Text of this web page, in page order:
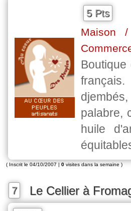
5 Pts
Maison /
palabre,
huile
( Inscrit le 04/10/2007 | 0 visites dans la semaine )
7 Le Cellier à